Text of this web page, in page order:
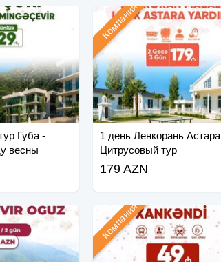
Губа -
весны
1 день Ленкорань Астара
Цитрусовый тур
Компания
179 AZN
Компания